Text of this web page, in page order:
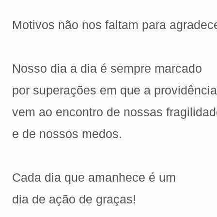
Motivos não nos faltam para
Nosso dia a dia é sempre marcado
por superações em que a
vem ao encontro de nossas
e de nossos medos.
Cada dia que amanhece é um
dia de ação de graças!